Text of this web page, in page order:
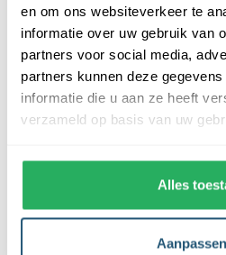
en om ons websiteverkeer te
informatie over uw gebruik van
partners voor social media,
partners kunnen deze
informatie die u aan ze heeft
verzameld op basis van uw
Alles
Aanpassen
De afwerking van onze vlaggen is
voorzien van een sterke kopband
bijdraagt aan hun duurzaamheid
vlag vanWestdorpeaan in
40x60 cm, 70x100 cm, 100x150
Afhankelijk van de afmetingen die
voorzien van verschillende